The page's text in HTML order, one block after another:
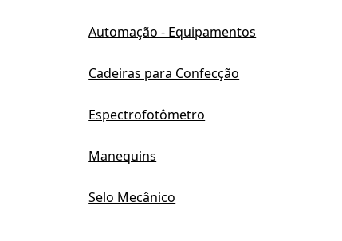
Automação - Equipamentos
Cadeiras para Confecção
Espectrofotômetro
Manequins
Selo Mecânico